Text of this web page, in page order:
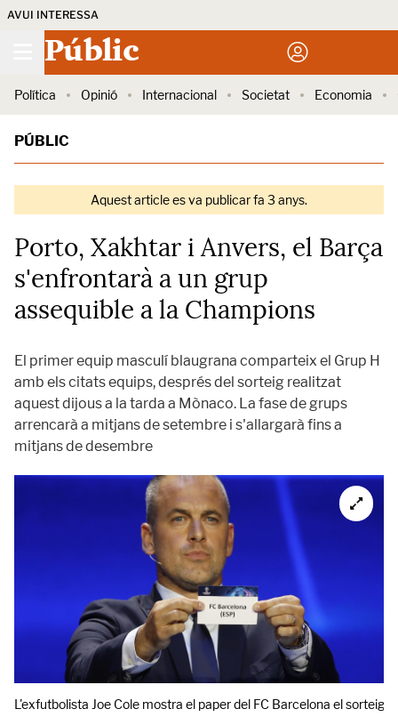
AVUI INTERESSA
Públic
Política Opinió Internacional Societat Economia
PÚBLIC
Aquest article es va publicar fa 3 anys.
Porto, Xakhtar i Anvers, el Barça
s'enfrontarà a un grup
assequible a la Champions
El primer equip masculí blaugrana comparteix el Grup H
amb els citats equips, després del sorteig realitzat
aquest dijous a la tarda a Mònaco. La fase de grups
arrencarà a mitjans de setembre i s'allargarà fins a
mitjans de desembre
L'exfutbolista Joe Cole mostra el paper del FC Barcelona el sorteig